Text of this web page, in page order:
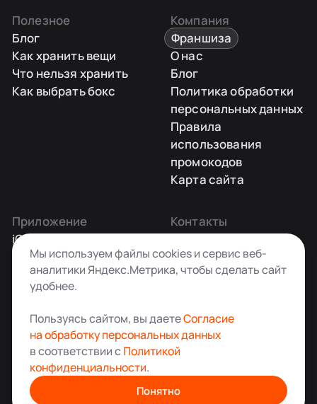
Полезное
Блог
Как хранить вещи
Что нельзя хранить
Как выбрать бокс
Компания
Франшиза
О нас
Блог
Политика обработки
персональных данных
Правила
использования
промокодов
Карта сайта
Приложение
iOS
Android
Контакты
Заказать звонок
+7 495 181-55-45
info@kladovkin.ru
Аренда склада для хранения вещей в Москве
© ООО «Кладовкин» 2026. Все права защищены
Мы используем файлы cookies и сервис веб-
аналитики Яндекс.Метрика, чтобы сделать сайт
удобнее.
Пользуясь сайтом, вы даетеСогласие
на обработку персональных данных
в соответствии с Политикой
конфиденциальности.
Понятно